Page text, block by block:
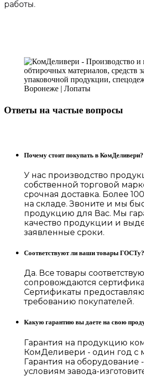
работы.
Ответы на частые вопросы
Почему стоит покупать в КомДеливери?
У нас производство
собственной торговой
срочная доставка. Более
на складе. Звоните и мы
продукцию для Вас. Мы
качество продукции и
заявленные сроки.
Соответствуют ли ваши товары ГОСТу?
Да. Все товары
сопровождаются
Сертификаты
требованию покупателей.
Какую гарантию вы даете на свою
Гарантия на продукцию
КомДеливери - один год с
Гарантия на оборудование
условиям завода-